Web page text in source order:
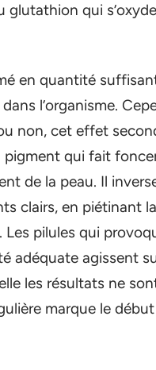
glutathion qui
en quantité
l’organisme.
non, cet effet
qui fait
de la peau. Il
clairs, en piétinant la
pilules qui
agissent
les résultats ne
marque le